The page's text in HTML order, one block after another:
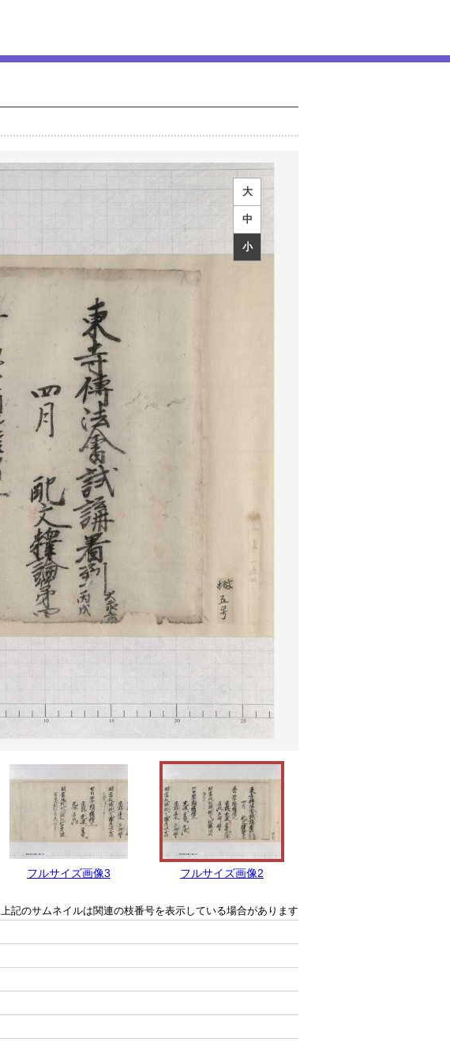
大
中
小
フルサイズ画像3 フルサイズ画像2
上記のサムネイルは関連の枝番号を表示している場合があります